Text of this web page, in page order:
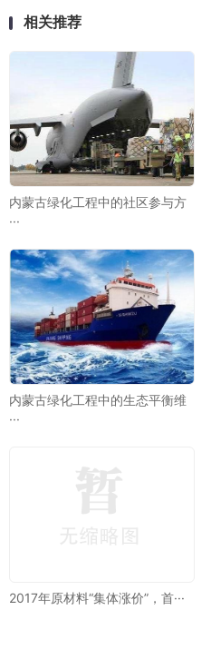
相关推荐
内蒙古绿化工程中的社区参与方
···
内蒙古绿化工程中的生态平衡维
···
2017年原材料“集体涨价”，首···